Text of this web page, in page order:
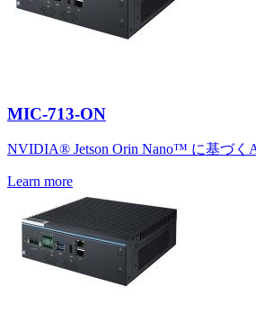
MIC-713-ON
NVIDIA® Jetson Orin Nano™ に基づく
Learn more